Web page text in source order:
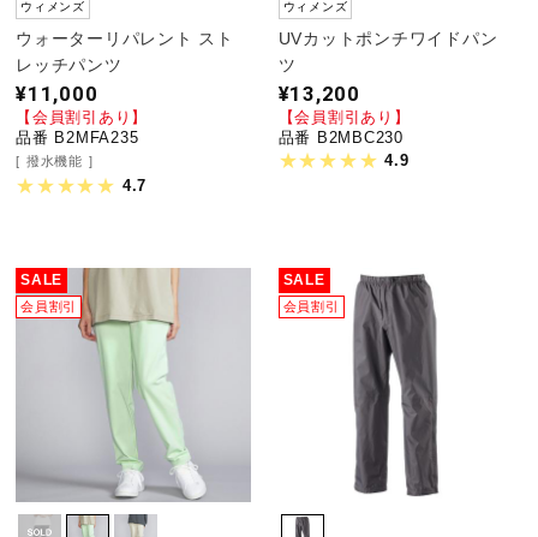
ウィメンズ
ウォーターリパレント スト
レッチパンツ
¥11,000
【会員割引あり】
品番 B2MFA235
撥水機能
4.7
ウィメンズ
UVカットポンチワイドパン
ツ
¥13,200
【会員割引あり】
品番 B2MBC230
4.9
SALE
会員割引
SALE
会員割引